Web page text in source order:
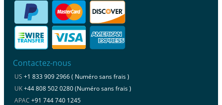
Contactez-nous
US +1 833 909 2966 ( Numéro sans frais )
UK+44 808 502 0280 (Numéro sans frais )
APAC +91 744 740 1245